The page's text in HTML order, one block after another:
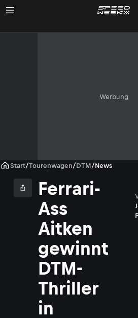
Werbung
Start/Tourenwagen/DTM/News
Ferrari-
Ass
Aitken
gewinnt
DTM-
Thriller
in